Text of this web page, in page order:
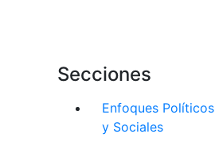
Secciones
Enfoques Políticos
y Sociales